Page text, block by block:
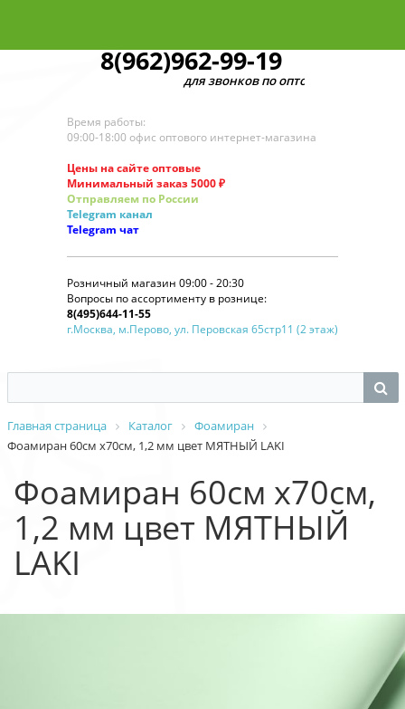
8(962)962-99-19
для звонков по оптовым заказам
Время работы:
09:00-18:00 офис оптового интернет-магазина
Цены на сайте оптовые
Минимальный заказ 5000 ₽
Отправляем по России
Telegram канал
Telegram чат
Розничный магазин 09:00 - 20:30
Вопросы по ассортименту в рознице:
8(495)644-11-55
г.Москва, м.Перово, ул. Перовская 65стр11 (2 этаж)
Главная страница Каталог
Фоамиран
Фоамиран 60см х70см, 1,2 мм цвет МЯТНЫЙ LAKI
Фоамиран 60см х70см,
1,2 мм цвет МЯТНЫЙ
LAKI